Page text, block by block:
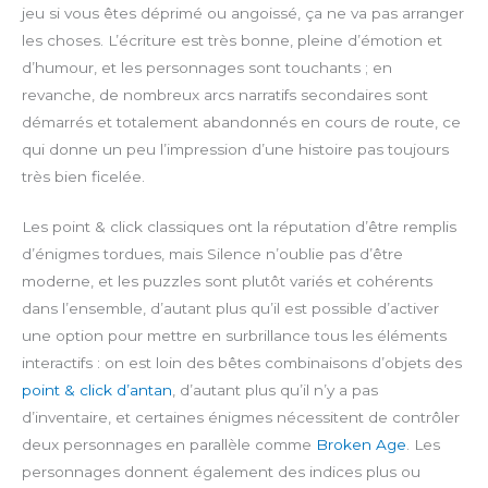
jeu si vous êtes déprimé ou angoissé, ça ne va pas arranger
les choses. L’écriture est très bonne, pleine d’émotion et
d’humour, et les personnages sont touchants ; en
revanche, de nombreux arcs narratifs secondaires sont
démarrés et totalement abandonnés en cours de route, ce
qui donne un peu l’impression d’une histoire pas toujours
très bien ficelée.
Les point & click classiques ont la réputation d’être remplis
d’énigmes tordues, mais Silence n’oublie pas d’être
moderne, et les puzzles sont plutôt variés et cohérents
dans l’ensemble, d’autant plus qu’il est possible d’activer
une option pour mettre en surbrillance tous les éléments
interactifs : on est loin des bêtes combinaisons d’objets des
point & click d’antan, d’autant plus qu’il n’y a pas
d’inventaire, et certaines énigmes nécessitent de contrôler
deux personnages en parallèle comme Broken Age. Les
personnages donnent également des indices plus ou